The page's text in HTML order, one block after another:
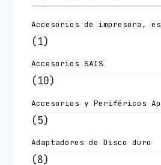
Accesorios de impresora,
(1)
Accesorios SAIS
(10)
Accesorios y Periféricos
(5)
Adaptadores de Disco duro
(8)